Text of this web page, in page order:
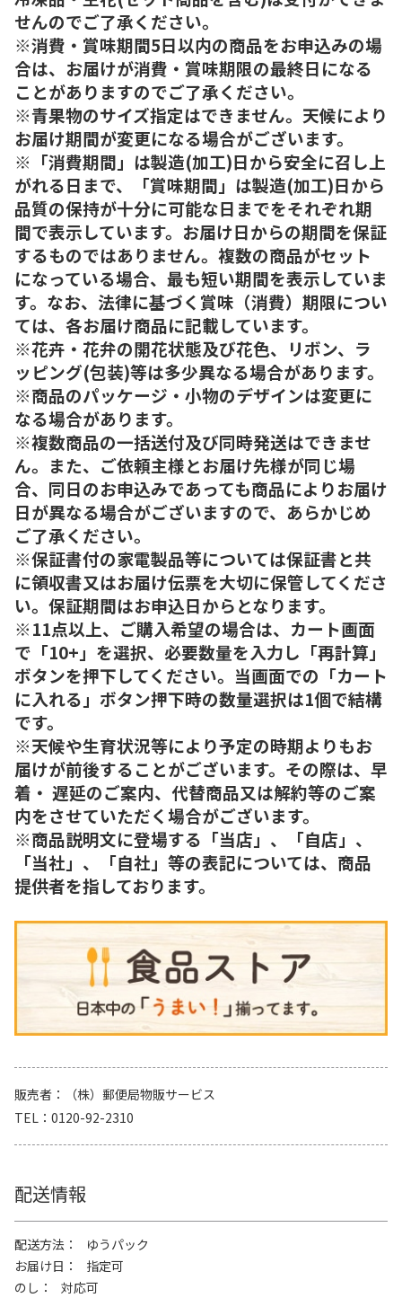
せんのでご了承ください。
※消費・賞味期間5日以内の商品をお申込みの場
合は、お届けが消費・賞味期限の最終日になる
ことがありますのでご了承ください。
※青果物のサイズ指定はできません。天候により
お届け期間が変更になる場合がございます。
※「消費期間」は製造(加工)日から安全に召し上
がれる日まで、「賞味期間」は製造(加工)日から
品質の保持が十分に可能な日までをそれぞれ期
間で表示しています。お届け日からの期間を保証
するものではありません。複数の商品がセット
になっている場合、最も短い期間を表示していま
す。なお、法律に基づく賞味（消費）期限につい
ては、各お届け商品に記載しています。
※花卉・花弁の開花状態及び花色、リボン、ラ
ッピング(包装)等は多少異なる場合があります。
※商品のパッケージ・小物のデザインは変更に
なる場合があります。
※複数商品の一括送付及び同時発送はできませ
ん。また、ご依頼主様とお届け先様が同じ場
合、同日のお申込みであっても商品によりお届け
日が異なる場合がございますので、あらかじめ
ご了承ください。
※保証書付の家電製品等については保証書と共
に領収書又はお届け伝票を大切に保管してくださ
い。保証期間はお申込日からとなります。
※11点以上、ご購入希望の場合は、カート画面
で「10+」を選択、必要数量を入力し「再計算」
ボタンを押下してください。当画面での「カート
に入れる」ボタン押下時の数量選択は1個で結構
です。
※天候や生育状況等により予定の時期よりもお
届けが前後することがございます。その際は、早
着・ 遅延のご案内、代替商品又は解約等のご案
内をさせていただく場合がございます。
※商品説明文に登場する「当店」、「自店」、
「当社」、「自社」等の表記については、商品
提供者を指しております。
販売者
（株）郵便局物販サービス
TEL
0120-92-2310
配送情報
配送方法
ゆうパック
お届け日
指定可
のし
対応可